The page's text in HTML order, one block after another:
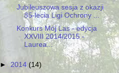
Jubileuszowa sesja z okazji
85-lecia Ligi Ochrony ...
Konkurs Mój Las - edycja
XXVIII 2014/2015 -
Laurea...
► 2014 (14)